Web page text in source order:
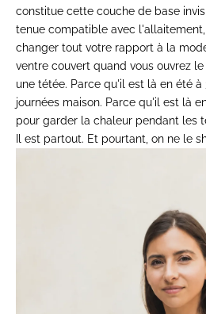
constitue cette couche de base
tenue compatible avec
changer tout votre rapport à la
ventre couvert quand vous ouvrez le
une tétée. Parce qu'il est là en été à
journées maison. Parce qu'il est là
pour garder la chaleur pendant les
Il est partout. Et pourtant, on ne le